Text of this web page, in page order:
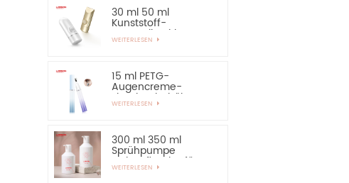
30 ml 50 ml
Kunststoff-
Kosmetik-Airless-
Flasche,
WEITERLESEN
15 ml PETG-
Augencreme-
Flaschenbehälter
mit Applikator aus
WEITERLESEN
300 ml 350 ml
Sprühpumpe
Lotionsflasche für
Shampoo
WEITERLESEN